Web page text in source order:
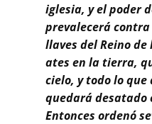
iglesia, y el poder
prevalecerá
llaves del Reino de
ates en la tierra,
cielo, y todo lo
quedará desatado
Entonces ordenó